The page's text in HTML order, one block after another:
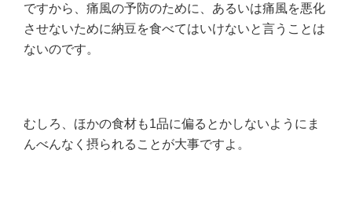
ですから、痛風の予防のために、あるいは痛風を悪化
させないために納豆を食べてはいけないと言うことは
ないのです。
むしろ、ほかの食材も1品に偏るとかしないようにま
んべんなく摂られることが大事ですよ。